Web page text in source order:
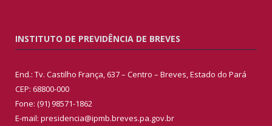
INSTITUTO DE PREVIDÊNCIA DE BREVES
End.: Tv. Castilho França, 637 – Centro – Breves, Estado do Pará
CEP: 68800-000
Fone: (91) 98571-1862
E-mail: presidencia@ipmb.breves.pa.gov.br